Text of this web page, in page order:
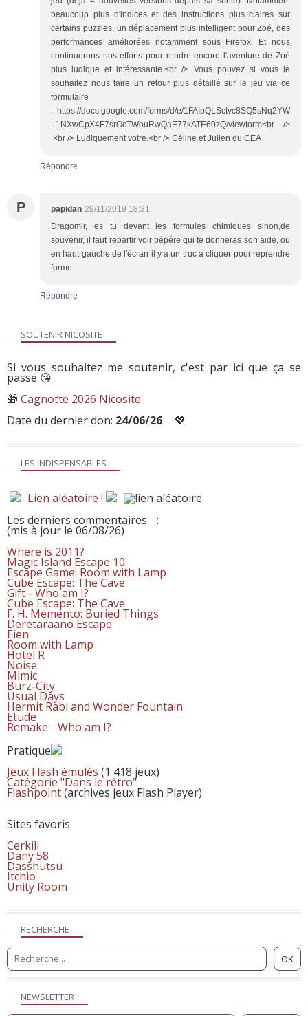
beaucoup plus d'indices et des instructions plus claires sur
certains puzzles, un déplacement plus intelligent pour Zoé, des
performances améliorées notamment sous Firefox. Et nous
continuerons nos efforts pour rendre encore l'aventure de Zoé
plus ludique et intéressante.<br /> Vous pouvez si vous le
souhaitez nous faire un retour plus détaillé sur le jeu via ce
formulaire
: https://docs.google.com/forms/d/e/1FAIpQLSctvc8SQ5sNq2YW
L1NXwCpX4F7srOcTWouRwQaE77kATE60zQ/viewform<br />
<br /> Ludiquement votre.<br /> Céline et Julien du CEA
Répondre
P papidan 29/11/2019 18:31
Dragomir, es tu devant les formules chimiques sinon,de
souvenir, il faut repartir voir pépére qui te donneras son aide, ou
en haut gauche de l'écran il y a un truc a cliquer pour reprendre
forme
Répondre
NEWSLETTER
RECHERCHE
LES INDISPENSABLES
Lien aléatoire !
Les derniers commentaires
:
(mis à jour le 06/08/26)
Where is 2011?
Magic Island Escape 10
Escape Game: Room with Lamp
Cube Escape: The Cave
Gift - Who am I?
Cube Escape: The Cave
F. H. Memento: Buried Things
Deretaraano Escape
Eien
Room with Lamp
Hotel R
Noise
Mimic
Burz-City
Usual Days
Hermit Rabi and Wonder Fountain
Etude
Remake - Who am I?
Pratique
Jeux Flash émulés (1 418 jeux)
Catégorie "Dans le rétro"
Flashpoint(archives jeux Flash Player)
Sites favoris
Cerkill
Dany 58
Dasshutsu
Itchio
Unity Room
SOUTENIR NICOSITE
Si vous souhaitez me soutenir, c'est par ici que ça se
passe 😘
🎁 Cagnotte 2026 Nicosite
Date du dernier don: 24/06/26 💖